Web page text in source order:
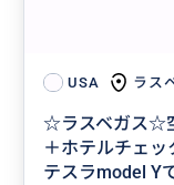
USA ラス
☆ラスベガス☆
＋ホテルチェ
テスラmodel Y